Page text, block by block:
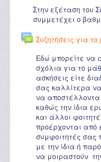
Στην εξέταση του
συμμετέχει ο
Συζητήσεις για
Εδώ μπορείτε να
σχόλια για το
ασκήσεις είτε
σας καλλίτερα
να
καθώς την ίδια
και άλλοι
προέρχονται από
συμφοιτητές σας
με την ίδια ή
να μοιραστούν